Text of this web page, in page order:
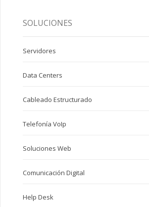
SOLUCIONES
Servidores
Data Centers
Cableado Estructurado
Telefonía VoIp
Soluciones Web
Comunicación Digital
Help Desk